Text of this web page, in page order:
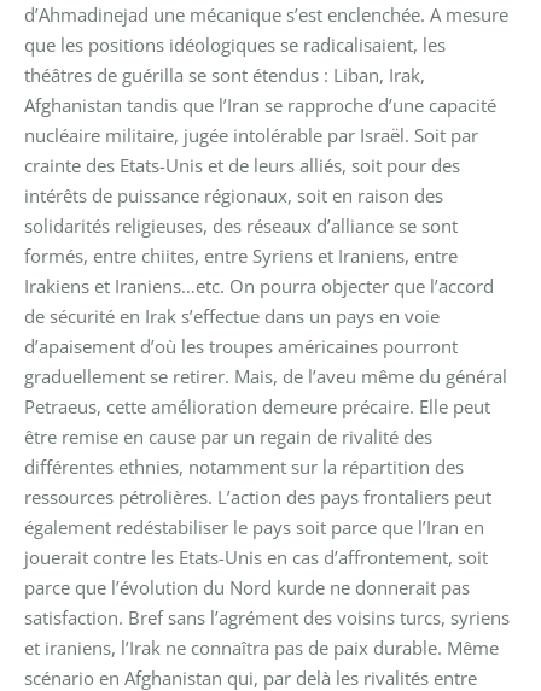
d’Ahmadinejad une mécanique s’est enclenchée. A mesure
que les positions idéologiques se radicalisaient, les
théâtres de guérilla se sont étendus : Liban, Irak,
Afghanistan tandis que l’Iran se rapproche d’une capacité
nucléaire militaire, jugée intolérable par Israël. Soit par
crainte des Etats-Unis et de leurs alliés, soit pour des
intérêts de puissance régionaux, soit en raison des
solidarités religieuses, des réseaux d’alliance se sont
formés, entre chiites, entre Syriens et Iraniens, entre
Irakiens et Iraniens…etc. On pourra objecter que l’accord
de sécurité en Irak s’effectue dans un pays en voie
d’apaisement d’où les troupes américaines pourront
graduellement se retirer. Mais, de l’aveu même du général
Petraeus, cette amélioration demeure précaire. Elle peut
être remise en cause par un regain de rivalité des
différentes ethnies, notamment sur la répartition des
ressources pétrolières. L’action des pays frontaliers peut
également redéstabiliser le pays soit parce que l’Iran en
jouerait contre les Etats-Unis en cas d’affrontement, soit
parce que l’évolution du Nord kurde ne donnerait pas
satisfaction. Bref sans l’agrément des voisins turcs, syriens
et iraniens, l’Irak ne connaîtra pas de paix durable. Même
scénario en Afghanistan qui, par delà les rivalités entre